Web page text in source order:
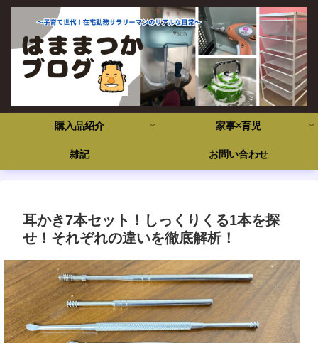
購入品紹介 家事×育児
雑記 お問い合わせ
耳かき7本セット！しっくりくる1本を探
せ！それぞれの違いを徹底解析！